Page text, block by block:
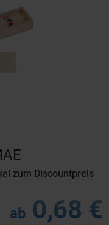
zum Discountpreis
ab 0,68 €